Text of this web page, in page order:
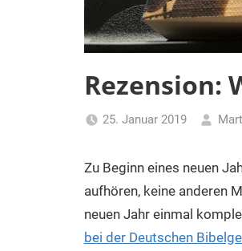
Rezension:
25. Januar 2019
Zu Beginn eines neuen
aufhören, keine anderen
neuen Jahr einmal
bei der Deutschen